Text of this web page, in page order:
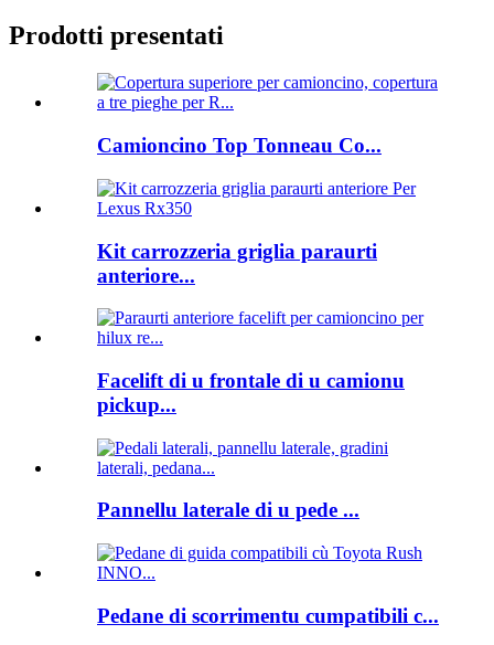
Prodotti presentati
Camioncino Top Tonneau Co...
Kit carrozzeria griglia paraurti
anteriore...
Facelift di u frontale di u camionu
pickup...
Pannellu laterale di u pede ...
Pedane di scorrimentu cumpatibili c...